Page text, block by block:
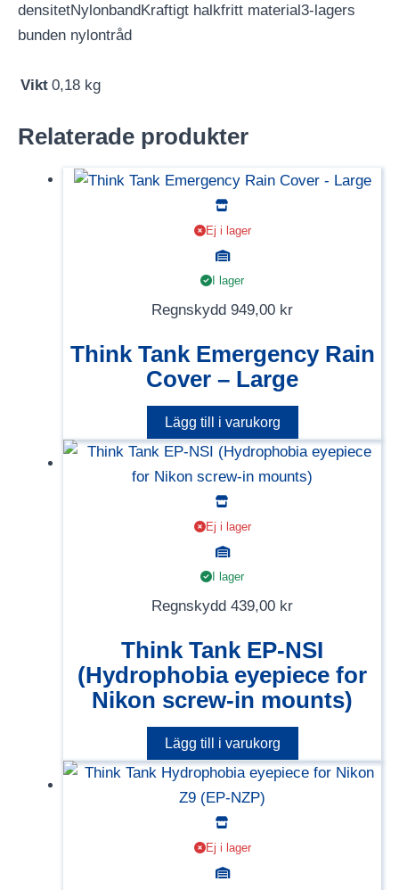
densitetNylonbandKraftigt halkfritt material3-lagers
bunden nylontråd
Vikt 0,18 kg
Relaterade produkter
Ej i lager
I lager
Regnskydd 949,00 kr
Think Tank Emergency Rain
Cover – Large
Lägg till i varukorg
Ej i lager
I lager
Regnskydd 439,00 kr
Think Tank EP-NSI
(Hydrophobia eyepiece for
Nikon screw-in mounts)
Lägg till i varukorg
Ej i lager